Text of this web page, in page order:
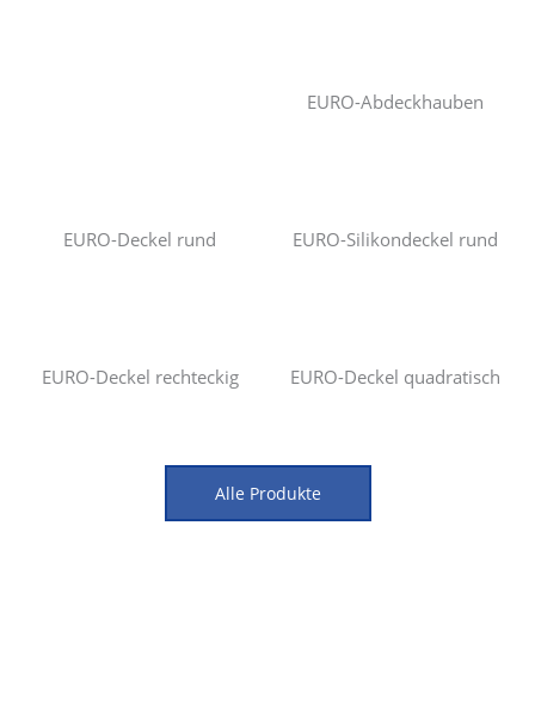
EURO-Abdeckhauben
EURO-Deckel rund EURO-Silikondeckel rund
EURO-Deckel rechteckig EURO-Deckel quadratisch
Alle Produkte